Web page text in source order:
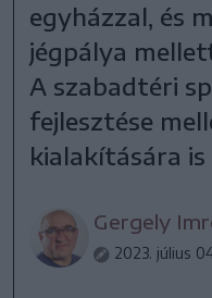
egyházzal, és
jégpálya
A szabadtéri
fejlesztése
kialakítására is
Gergely
2023. július